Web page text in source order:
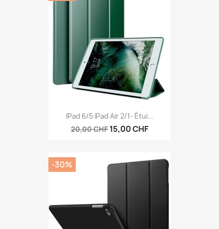
IPad 6/5 IPad Air 2/1- Étui...
20,00 CHF 15,00 CHF
-30%